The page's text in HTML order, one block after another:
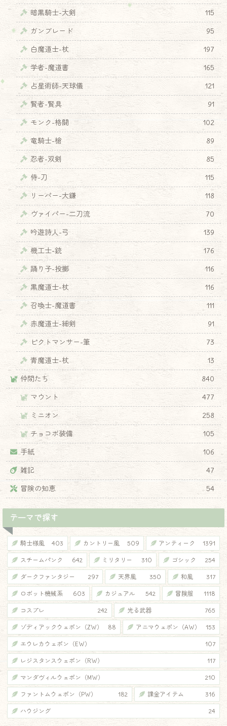
暗黒騎士-大剣
115
ガンブレード
95
白魔道士-杖
197
学者-魔道書
165
占星術師-天球儀
121
賢者-賢具
91
モンク-格闘
102
竜騎士-槍
89
忍者-双剣
85
侍-刀
115
リーパー-大鎌
118
ヴァイパー-二刀流
70
吟遊詩人-弓
139
機工士-銃
176
踊り子-投擲
116
黒魔道士-杖
116
召喚士-魔道書
111
赤魔道士-細剣
91
ピクトマンサー-筆
73
青魔道士-杖
13
仲間たち
840
マウント
477
ミニオン
258
チョコボ装備
105
手紙
106
雑記
47
冒険の知恵
54
テーマで探す
騎士様風 403 カントリー風 509 アンティーク 1391
スチームパンク 642 ミリタリー 310 ゴシック 254
ダークファンタジー 297 天界風 350 和風 317
ロボット機械系 603 カジュアル 542 冒険服 1118
コスプレ 242 光る武器 765
ゾディアックウェポン（ZW） 88 アニマウェポン（AW） 153
エウレカウェポン（EW） 107
レジスタンスウェポン（RW） 117
マンダヴィルウェポン（MW） 210
ファントムウェポン（PW） 182 課金アイテム 316
ハウジング 24